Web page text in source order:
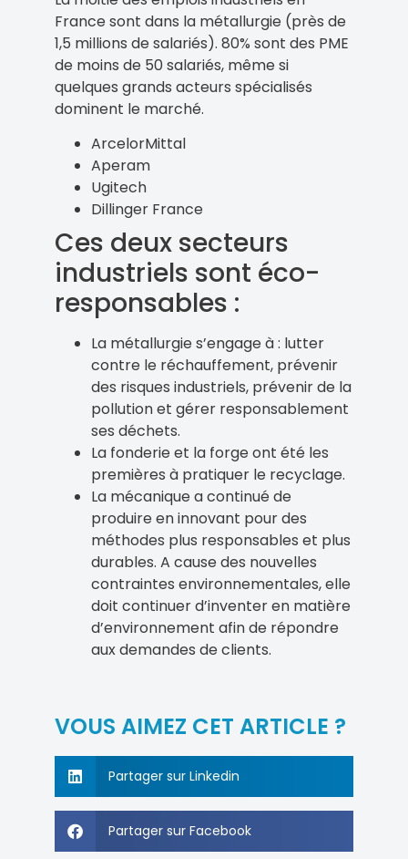
France sont dans la métallurgie (près de
1,5 millions de salariés). 80% sont des PME
de moins de 50 salariés, même si
quelques grands acteurs spécialisés
dominent le marché.
ArcelorMittal
Aperam
Ugitech
Dillinger France
Ces deux secteurs
industriels sont éco-
responsables :
La métallurgie s’engage à : lutter
contre le réchauffement, prévenir
des risques industriels, prévenir de la
pollution et gérer responsablement
ses déchets.
La fonderie et la forge ont été les
premières à pratiquer le recyclage.
La mécanique a continué de
produire en innovant pour des
méthodes plus responsables et plus
durables. A cause des nouvelles
contraintes environnementales, elle
doit continuer d’inventer en matière
d’environnement afin de répondre
aux demandes de clients.
VOUS AIMEZ CET ARTICLE ?
Partager sur Linkedin
Partager sur Facebook